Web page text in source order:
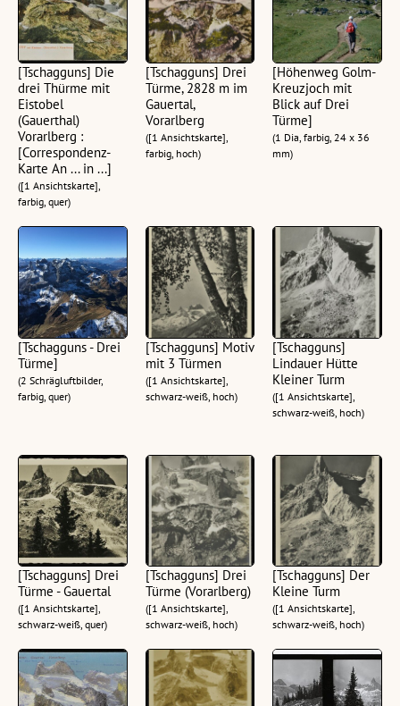
[Tschagguns] Die
drei Thürme mit
Eistobel
(Gauerthal)
Vorarlberg :
[Correspondenz-
Karte An ... in ...]
([1 Ansichtskarte],
farbig, quer)
[Tschagguns] Drei
Türme, 2828 m im
Gauertal,
Vorarlberg
([1 Ansichtskarte],
farbig, hoch)
[Höhenweg Golm-
Kreuzjoch mit
Blick auf Drei
Türme]
(1 Dia, farbig, 24 x 36
mm)
[Tschagguns - Drei
Türme]
(2 Schrägluftbilder,
farbig, quer)
[Tschagguns] Motiv
mit 3 Türmen
([1 Ansichtskarte],
schwarz-weiß, hoch)
[Tschagguns]
Lindauer Hütte
Kleiner Turm
([1 Ansichtskarte],
schwarz-weiß, hoch)
[Tschagguns] Drei
Türme - Gauertal
([1 Ansichtskarte],
schwarz-weiß, quer)
[Tschagguns] Drei
Türme (Vorarlberg)
([1 Ansichtskarte],
schwarz-weiß, hoch)
[Tschagguns] Der
Kleine Turm
([1 Ansichtskarte],
schwarz-weiß, hoch)